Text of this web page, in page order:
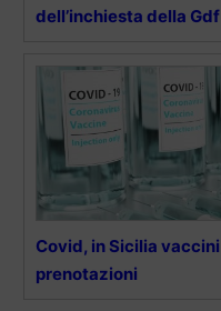
dell’inchiesta della Gdf
Covid, in Sicilia
prenotazioni